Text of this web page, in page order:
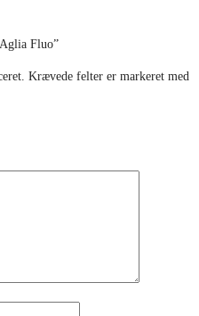
Fluo”
Krævede felter er markeret med